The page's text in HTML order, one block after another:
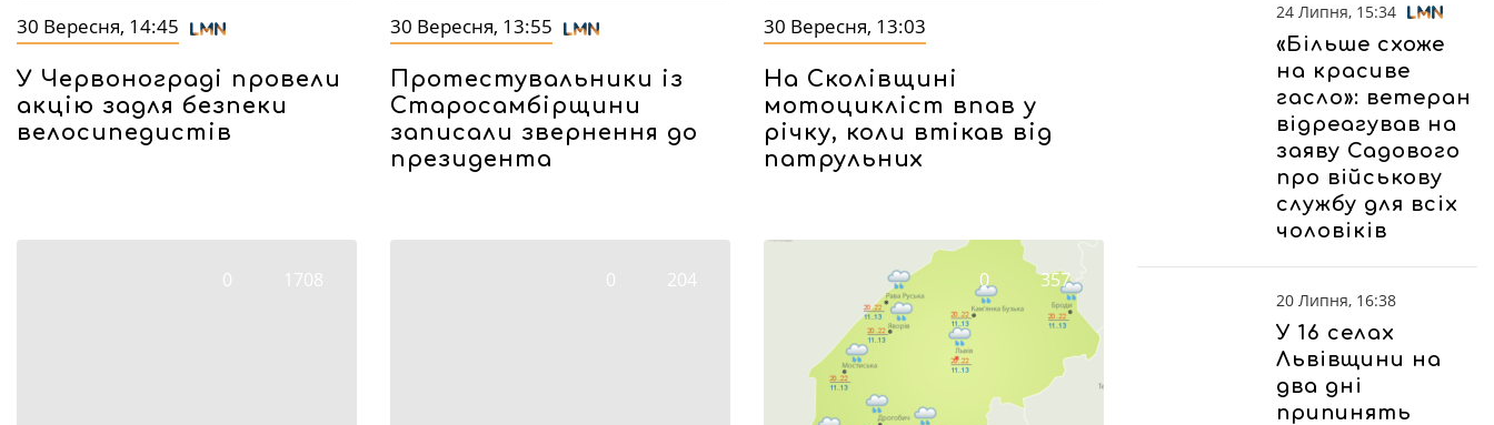
30 Вересня, 14:45
У Червонограді провели
акцію задля безпеки
велосипедистів
30 Вересня, 13:55
Протестувальники із
Старосамбірщини
записали звернення до
президента
30 Вересня, 13:03
На Сколівщині
мотоцикліст впав у
річку, коли втікав від
патрульних
0 1708 0 204 0 357
24 Липня, 15:34
«Більше схоже
на красиве
гасло»: ветеран
відреагував на
заяву Садового
про військову
службу для всіх
чоловіків
20 Липня, 16:38
У 16 селах
Львівщини на
два дні
припинять